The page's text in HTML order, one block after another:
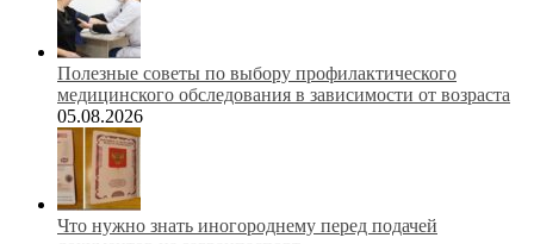
Полезные советы по выбору профилактического
медицинского обследования в зависимости от возраста
05.08.2026
Что нужно знать иногороднему перед подачей